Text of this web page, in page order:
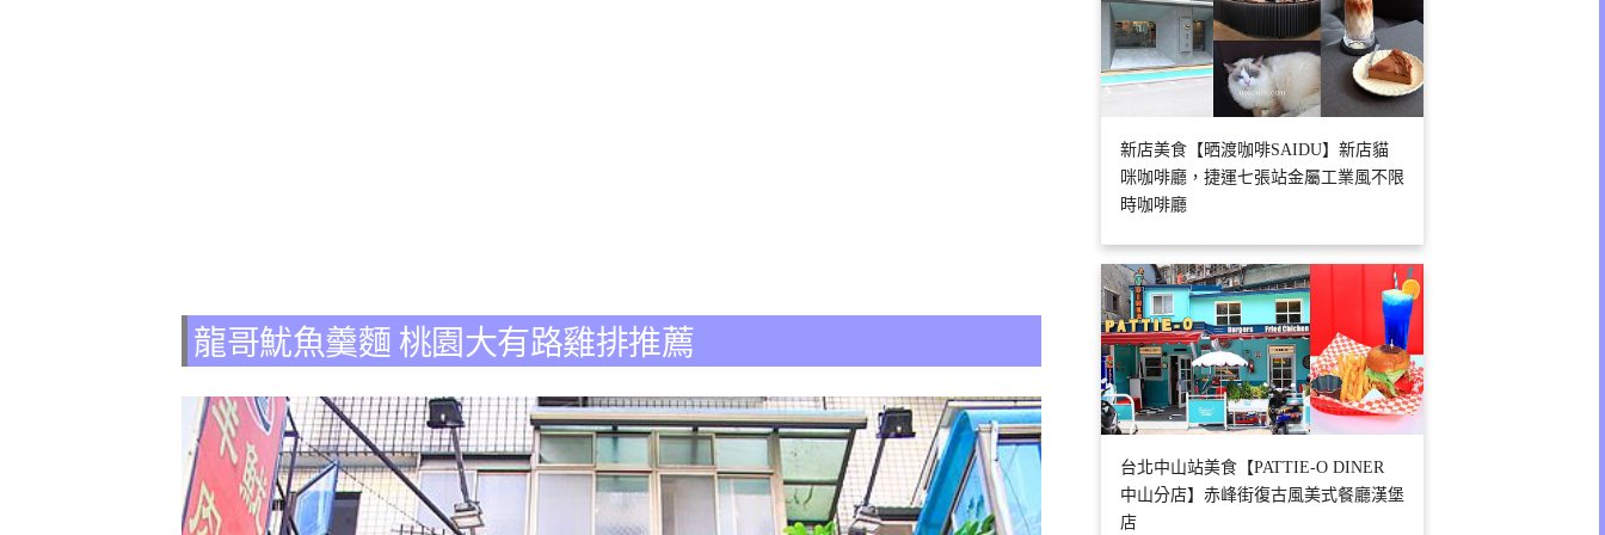
龍哥魷魚羹麵 桃園大有路雞排推薦
新店美食【晒渡咖啡SAIDU】新店貓
咪咖啡廳，捷運七張站金屬工業風不限
時咖啡廳
台北中山站美食【PATTIE-O DINER
中山分店】赤峰街復古風美式餐廳漢堡
店